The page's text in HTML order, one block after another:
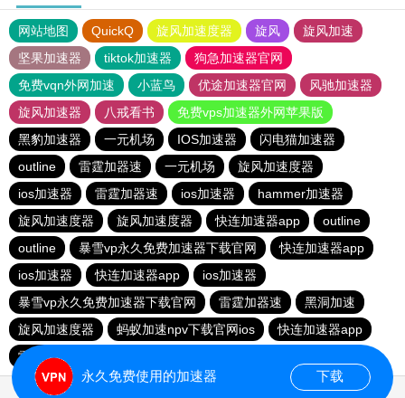
网站地图 QuickQ 旋风加速度器 旋风
旋风加速
坚果加速器
tiktok加速器
狗急加速器官网
免费vqn外网加速
小蓝鸟 优途加速器官网
风驰加速器
旋风加速器
八戒看书
免费vps加速器外网苹果版
黑豹加速器
一元机场 IOS加速器
闪电猫加速器
outline
雷霆加器速 一元机场
旋风加速度器
ios加速器
雷霆加器速 ios加速器
hammer加速器
旋风加速度器
旋风加速度器 快连加速器app
outline
outline
暴雪vp永久免费加速器下载官网
快连加速器app
ios加速器
快连加速器app
ios加速器
暴雪vp永久免费加速器下载官网
雷霆加器速
黑洞加速
旋风加速度器
蚂蚁加速npv下载官网ios
快连加速器app
雷霆加器速
永久免费使用的加速器 下载